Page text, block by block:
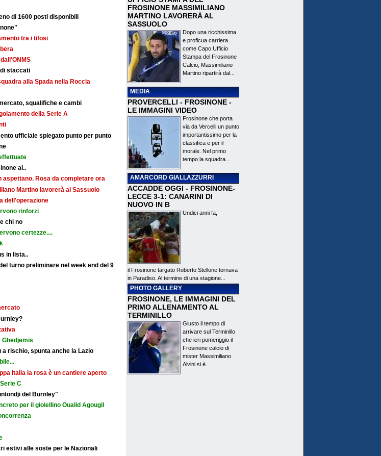
di 1600 posti disponibili
tra i tifosi
staccati
alla Spada nella Roccia
squalifiche e cambi
della Serie A
ufficiale spiegato punto per punto
al..
aspettano. Rosa da completare ora
Martino lavorerà al Sassuolo
dell'operazione
rinforzi
chi no
certezze....
in lista..
turno preliminare nel week end del 9
rischio, spunta anche la Lazio
Italia la rosa è un cantiere aperto
C
del Burnley"
per il gioiellino Oualid Agougil
estivi alle soste per le Nazionali
FROSINONE MASSIMILIANO
MARTINO LAVORERÀ AL
SASSUOLO
Dopo una ricchissima
e proficua carriera
come Capo Ufficio
Stampa del Frosinone
Calcio, Massimiliano
Martino ripartirà dal...
MEDIA
PROVERCELLI - FROSINONE -
LE IMMAGINI VIDEO
Frosinone che porta
via da Vercelli un punto
importantissimo per la
classifica e per il
morale. Nel primo
tempo la squadra...
AMARCORD GIALLAZZURRI
ACCADDE OGGI - FROSINONE-
LECCE 3-1: CANARINI DI
NUOVO IN B
Undici anni fa,
il Frosinone targato Roberto Stellone tornava
in Paradiso. Al termine di una stagione...
PHOTO GALLERY
FROSINONE, LE IMMAGINI DEL
PRIMO ALLENAMENTO AL
TERMINILLO
Giusto il tempo di
arrivare sul Terminillo
che ieri pomeriggio il
Frosinone calcio di
mister Massimiliano
Alvini si è...